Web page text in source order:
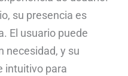
su presencia es
El usuario puede
necesidad, y su
intuitivo para